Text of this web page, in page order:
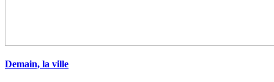
Demain, la ville